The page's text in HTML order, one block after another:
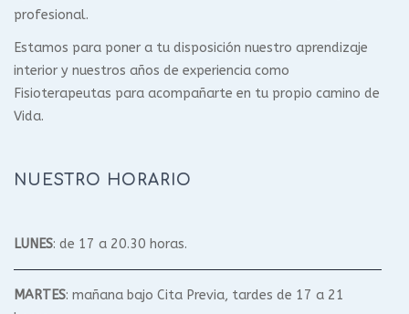
profesional.
Estamos para poner a tu disposición nuestro aprendizaje
interior y nuestros años de experiencia como
Fisioterapeutas para acompañarte en tu propio camino de
Vida.
NUESTRO HORARIO
LUNES: de 17 a 20.30 horas.
MARTES: mañana bajo Cita Previa, tardes de 17 a 21